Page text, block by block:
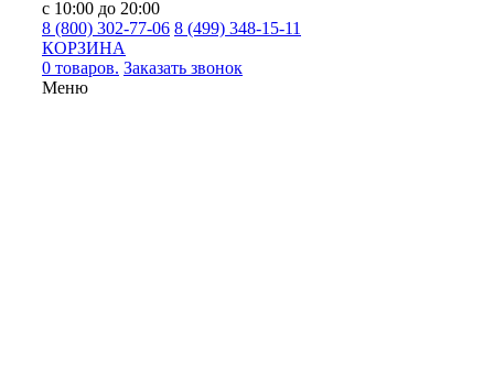
с 10:00 до 20:00
8 (800) 302-77-06 8 (499) 348-15-11
КОРЗИНА
0 товаров. Заказать звонок
Меню